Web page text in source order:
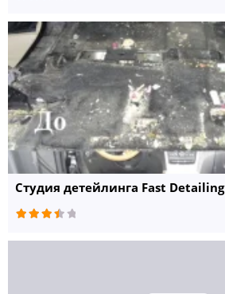
Студия детейлинга Fast Detailing